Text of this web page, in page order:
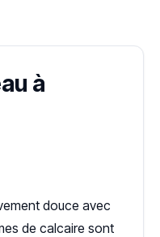
à
douce avec
de calcaire sont